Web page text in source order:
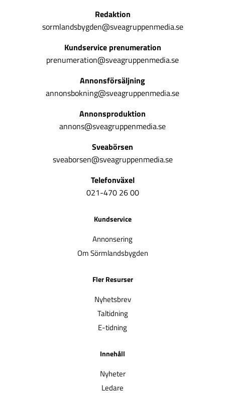
Redaktion
sormlandsbygden@sveagruppenmedia.se
Kundservice prenumeration
prenumeration@sveagruppenmedia.se
Annonsförsäljning
annonsbokning@sveagruppenmedia.se
Annonsproduktion
annons@sveagruppenmedia.se
Sveabörsen
sveaborsen@sveagruppenmedia.se
Telefonväxel
021-470 26 00
Kundservice
Annonsering
Om Sörmlandsbygden
Fler Resurser
Nyhetsbrev
Taltidning
E-tidning
Innehåll
Nyheter
Ledare